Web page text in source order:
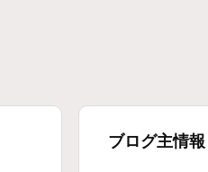
ブログ主情報